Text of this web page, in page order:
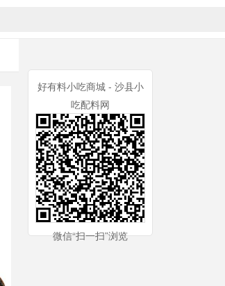
好有料小吃商城 - 沙县小
吃配料网
微信“扫一扫”浏览